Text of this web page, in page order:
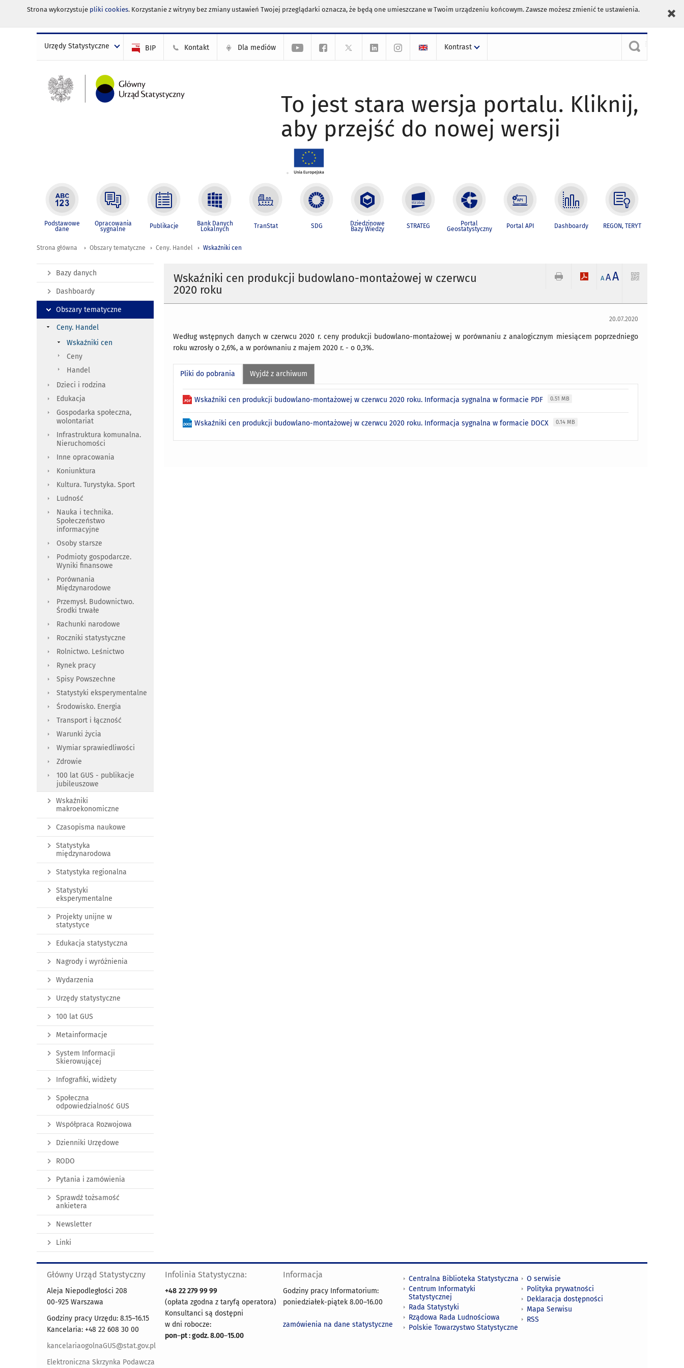
Strona wykorzystuje pliki cookies. Korzystanie z witryny bez zmiany ustawień Twojej przeglądarki oznacza, że będą one umieszczane w Twoim urządzeniu końcowym. Zawsze możesz zmienić te ustawienia.
Urzędy Statystyczne BIP Kontakt Dla mediów Kontrast
To jest stara wersja portalu. Kliknij,
aby przejść do nowej wersji
Podstawowe
dane
Opracowania
sygnalne Publikacje Bank Danych
Lokalnych TranStat SDG Dziedzinowe
Bazy Wiedzy STRATEG Portal
Geostatystyczny Portal API Dashboardy REGON, TERYT
Strona główna Obszary tematyczne Ceny. Handel Wskaźniki cen
Wskaźniki cen produkcji budowlano-montażowej w czerwcu
2020 roku
A AA
20.07.2020
Według wstępnych danych w czerwcu 2020 r. ceny produkcji budowlano-montażowej w porównaniu z analogicznym miesiącem poprzedniego
roku wzrosły o 2,6%, a w porównaniu z majem 2020 r. - o 0,3%.
Pliki do pobrania Wyjdź z archiwum
Wskaźniki cen produkcji budowlano-montażowej w czerwcu 2020 roku. Informacja sygnalna w formacie PDF 0.51 MB
Wskaźniki cen produkcji budowlano-montażowej w czerwcu 2020 roku. Informacja sygnalna w formacie DOCX 0.14 MB
Bazy danych
Dashboardy
Obszary tematyczne
Ceny. Handel
Wskaźniki cen
Ceny
Handel
Dzieci i rodzina
Edukacja
Gospodarka społeczna,
wolontariat
Infrastruktura komunalna.
Nieruchomości
Inne opracowania
Koniunktura
Kultura. Turystyka. Sport
Ludność
Nauka i technika.
Społeczeństwo
informacyjne
Osoby starsze
Podmioty gospodarcze.
Wyniki finansowe
Porównania
Międzynarodowe
Przemysł. Budownictwo.
Środki trwałe
Rachunki narodowe
Roczniki statystyczne
Rolnictwo. Leśnictwo
Rynek pracy
Spisy Powszechne
Statystyki eksperymentalne
Środowisko. Energia
Transport i łączność
Warunki życia
Wymiar sprawiedliwości
Zdrowie
100 lat GUS - publikacje
jubileuszowe
Wskaźniki
makroekonomiczne
Czasopisma naukowe
Statystyka
międzynarodowa
Statystyka regionalna
Statystyki
eksperymentalne
Projekty unijne w
statystyce
Edukacja statystyczna
Nagrody i wyróżnienia
Wydarzenia
Urzędy statystyczne
100 lat GUS
Metainformacje
System Informacji
Skierowującej
Infografiki, widżety
Społeczna
odpowiedzialność GUS
Współpraca Rozwojowa
Dzienniki Urzędowe
RODO
Pytania i zamówienia
Sprawdź tożsamość
ankietera
Newsletter
Linki
Główny Urząd Statystyczny
Aleja Niepodległości 208
00-925 Warszawa
Godziny pracy Urzędu: 8.15–16.15
Kancelaria: +48 22 608 30 00
kancelariaogolnaGUS@stat.gov.pl
Elektroniczna Skrzynka Podawcza
Infolinia Statystyczna:
+48 22 279 99 99
(opłata zgodna z taryfą operatora)
Konsultanci są dostępni
w dni robocze:
pon–pt : godz. 8.00–15.00
Informacja
Godziny pracy Informatorium:
poniedziałek-piątek 8.00–16.00
zamówienia na dane statystyczne
Centralna Biblioteka Statystyczna
Centrum Informatyki
Statystycznej
Rada Statystyki
Rządowa Rada Ludnościowa
Polskie Towarzystwo Statystyczne
O serwisie
Polityka prywatności
Deklaracja dostępności
Mapa Serwisu
RSS